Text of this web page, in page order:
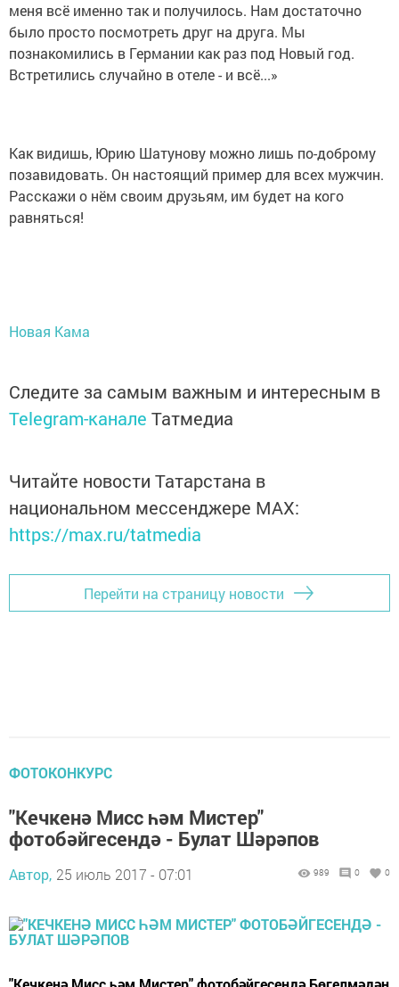
меня всё именно так и получилось. Нам достаточно
было просто посмотреть друг на друга. Мы
познакомились в Германии как раз под Новый год.
Встретились случайно в отеле - и всё...»
Как видишь, Юрию Шатунову можно лишь по-доброму
позавидовать. Он настоящий пример для всех мужчин.
Расскажи о нём своим друзьям, им будет на кого
равняться!
Новая Кама
Следите за самым важным и интересным в
Telegram-канале Татмедиа
Читайте новости Татарстана в
национальном мессенджере MАХ:
https://max.ru/tatmedia
Перейти на страницу новости
ФОТОКОНКУРС
"Кечкенә Мисс һәм Мистер"
фотобәйгесендә - Булат Шәрәпов
Автор, 25 июль 2017 - 07:01 989 0 0